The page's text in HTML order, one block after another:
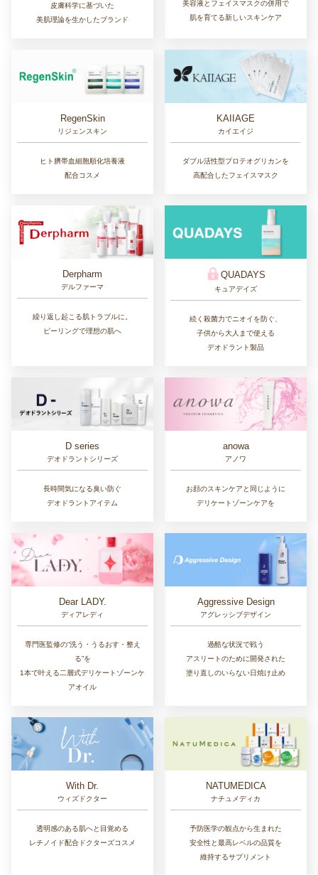
皮膚科学に基づいた
美肌理論を生かしたブランド
美容液とフェイスマスクの併用で
肌を育てる新しいスキンケア
RegenSkin
リジェンスキン
ヒト臍帯血細胞順化培養液
配合コスメ
KAIIAGE
カイエイジ
ダブル活性型プロテオグリカンを
高配合したフェイスマスク
Derpharm
デルファーマ
繰り返し起こる肌トラブルに。
ピーリングで理想の肌へ
QUADAYS
キュアデイズ
続く殺菌力でニオイを防ぐ、
子供から大人まで使える
デオドラント製品
D series
デオドラントシリーズ
長時間気になる臭い防ぐ
デオドラントアイテム
anowa
アノワ
お顔のスキンケアと同じように
デリケートゾーンケアを
Dear LADY.
ディアレディ
専門医監修の“洗う・うるおす・整え
る”を
1本で叶える二層式デリケートゾーンケ
アオイル
Aggressive Design
アグレッシブデザイン
過酷な状況で戦う
アスリートのために開発された
塗り直しのいらない日焼け止め
With Dr.
ウィズドクター
透明感のある肌へと目覚める
レチノイド配合ドクターズコスメ
NATUMEDICA
ナチュメディカ
予防医学の観点から生まれた
安全性と最高レベルの品質を
維持するサプリメント